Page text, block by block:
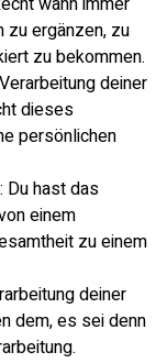
zu ergänzen, zu
zu bekommen.
deiner
dieses
persönlichen
Du hast das
einem
zu einem
deiner
dem, es sei denn